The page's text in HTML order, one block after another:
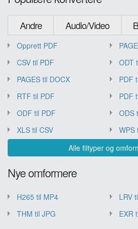
Andre Audio/Video
Opprett PDF
CSV til PDF
ODT
PAGES til DOCX
PDF
RTF til PDF
PDF
ODF til PDF
ODS
XLS til CSV
WPS
Alle filtyper og
Nye omformere
H265 til MP4
LRV
THM til JPG
EXR